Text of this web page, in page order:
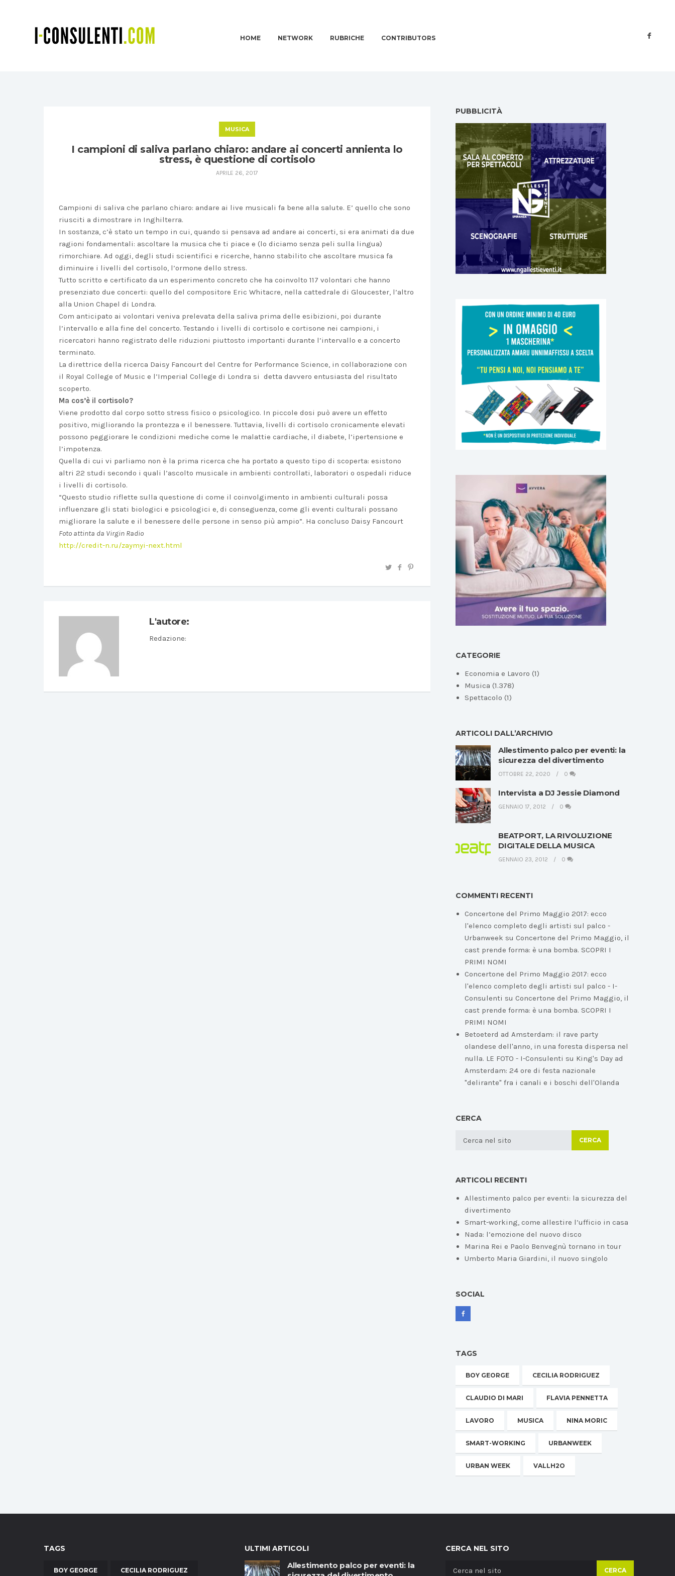
HOME NETWORK RUBRICHE CONTRIBUTORS
MUSICA
I campioni di saliva parlano chiaro: andare ai concerti annienta lo
stress, è questione di cortisolo
APRILE 26, 2017
Campioni di saliva che parlano chiaro: andare ai live musicali fa bene alla salute. E’ quello che sono
riusciti a dimostrare in Inghilterra.
In sostanza, c’è stato un tempo in cui, quando si pensava ad andare ai concerti, si era animati da due
ragioni fondamentali: ascoltare la musica che ti piace e (lo diciamo senza peli sulla lingua)
rimorchiare. Ad oggi, degli studi scientifici e ricerche, hanno stabilito che ascoltare musica fa
diminuire i livelli del cortisolo, l’ormone dello stress.
Tutto scritto e certificato da un esperimento concreto che ha coinvolto 117 volontari che hanno
presenziato due concerti: quello del compositore Eric Whitacre, nella cattedrale di Gloucester, l’altro
alla Union Chapel di Londra.
Com anticipato ai volontari veniva prelevata della saliva prima delle esibizioni, poi durante
l’intervallo e alla fine del concerto. Testando i livelli di cortisolo e cortisone nei campioni, i
ricercatori hanno registrato delle riduzioni piuttosto importanti durante l’intervallo e a concerto
terminato.
La direttrice della ricerca Daisy Fancourt del Centre for Performance Science, in collaborazione con
il Royal College of Music e l’Imperial College di Londra si detta davvero entusiasta del risultato
scoperto.
Ma cos’è il cortisolo?
Viene prodotto dal corpo sotto stress fisico o psicologico. In piccole dosi può avere un effetto
positivo, migliorando la prontezza e il benessere. Tuttavia, livelli di cortisolo cronicamente elevati
possono peggiorare le condizioni mediche come le malattie cardiache, il diabete, l’ipertensione e
l’impotenza.
Quella di cui vi parliamo non è la prima ricerca che ha portato a questo tipo di scoperta: esistono
altri 22 studi secondo i quali l’ascolto musicale in ambienti controllati, laboratori o ospedali riduce
i livelli di cortisolo.
“Questo studio riflette sulla questione di come il coinvolgimento in ambienti culturali possa
influenzare gli stati biologici e psicologici e, di conseguenza, come gli eventi culturali possano
migliorare la salute e il benessere delle persone in senso più ampio”. Ha concluso Daisy Fancourt
Foto attinta da Virgin Radio
http://credit-n.ru/zaymyi-next.html
L'autore:
Redazione:
PUBBLICITÀ
CATEGORIE
Economia e Lavoro (1)
Musica (1.378)
Spettacolo (1)
ARTICOLI DALL’ARCHIVIO
Allestimento palco per eventi: la
sicurezza del divertimento
OTTOBRE 22, 2020 0
Intervista a DJ Jessie Diamond
GENNAIO 17, 2012 0
BEATPORT, LA RIVOLUZIONE
DIGITALE DELLA MUSICA
GENNAIO 23, 2012 0
COMMENTI RECENTI
Concertone del Primo Maggio 2017: ecco
l'elenco completo degli artisti sul palco -
Urbanweek su Concertone del Primo Maggio, il
cast prende forma: è una bomba. SCOPRI I
PRIMI NOMI
Concertone del Primo Maggio 2017: ecco
l'elenco completo degli artisti sul palco - I-
Consulenti su Concertone del Primo Maggio, il
cast prende forma: è una bomba. SCOPRI I
PRIMI NOMI
Betoeterd ad Amsterdam: il rave party
olandese dell'anno, in una foresta dispersa nel
nulla. LE FOTO - I-Consulenti su King's Day ad
Amsterdam: 24 ore di festa nazionale
"delirante" fra i canali e i boschi dell'Olanda
CERCA
CERCA
ARTICOLI RECENTI
Allestimento palco per eventi: la sicurezza del
divertimento
Smart-working, come allestire l’ufficio in casa
Nada: l’emozione del nuovo disco
Marina Rei e Paolo Benvegnù tornano in tour
Umberto Maria Giardini, il nuovo singolo
SOCIAL
TAGS
BOY GEORGE CECILIA RODRIGUEZ
CLAUDIO DI MARI FLAVIA PENNETTA
LAVORO MUSICA NINA MORIC
SMART-WORKING URBANWEEK
URBAN WEEK VALLH2O
TAGS
BOY GEORGE CECILIA RODRIGUEZ
ULTIMI ARTICOLI
Allestimento palco per eventi: la
CERCA NEL SITO
CERCA